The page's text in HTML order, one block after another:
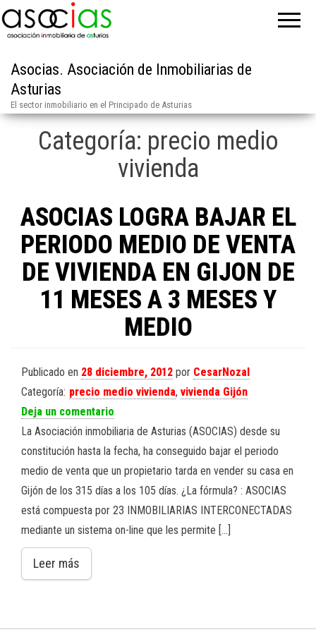
Asocias. Asociación de Inmobiliarias de
Asturias
El sector inmobiliario en el Principado de Asturias
Categoría: precio medio
vivienda
ASOCIAS LOGRA BAJAR EL
PERIODO MEDIO DE VENTA
DE VIVIENDA EN GIJON DE
11 MESES A 3 MESES Y
MEDIO
Publicado en 28 diciembre, 2012 por CesarNozal
Categoría: precio medio vivienda, vivienda Gijón
Deja un comentario
La Asociación inmobiliaria de Asturias (ASOCIAS) desde su
constitución hasta la fecha, ha conseguido bajar el periodo
medio de venta que un propietario tarda en vender su casa en
Gijón de los 315 días a los 105 días. ¿La fórmula? : ASOCIAS
está compuesta por 23 INMOBILIARIAS INTERCONECTADAS
mediante un sistema on-line que les permite […]
Leer más